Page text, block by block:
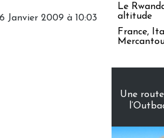
Janvier 2009 à 10:03
Le
altitude
France,
Une